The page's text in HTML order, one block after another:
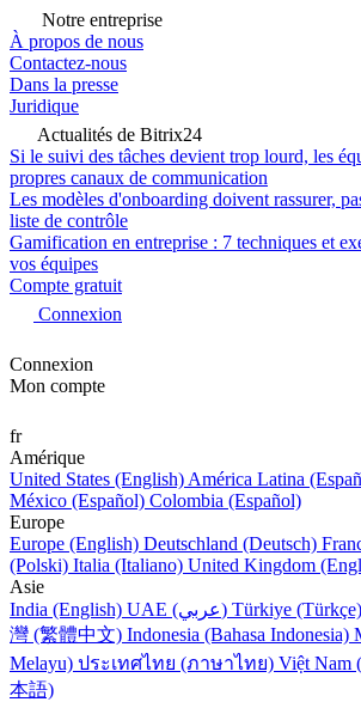
Notre entreprise
À propos de nous
Contactez-nous
Dans la presse
Juridique
Actualités de Bitrix24
Si le suivi des tâches devient trop lourd, les
propres canaux de communication
Les modèles d'onboarding doivent rassurer,
liste de contrôle
Gamification en entreprise : 7 techniques et
vos équipes
Compte gratuit
Connexion
Connexion
Mon compte
fr
Amérique
United States (English) América Latina
México (Español) Colombia (Español)
Europe
Europe (English) Deutschland (Deutsch)
(Polski) Italia (Italiano) United Kingdom
Asie
India (English)
UAE (عربي) Türkiye (Türkçe)
灣 (繁體中文) Indonesia (Bahasa Indonesia)
Melayu) ประเทศไทย (ภาษาไทย) Việt Nam
本語)